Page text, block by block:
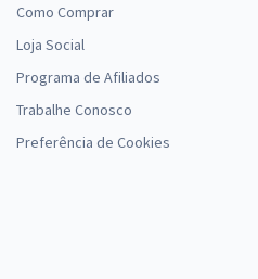
Como Comprar
Loja Social
Programa de Afiliados
Trabalhe Conosco
Preferência de Cookies